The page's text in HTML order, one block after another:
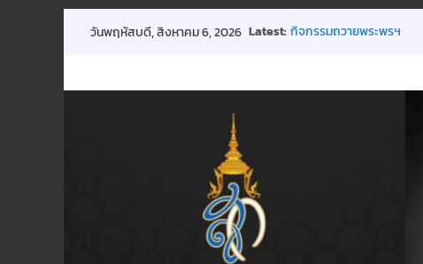
วันพฤหัสบดี, สิงหาคม 6, 2026 Latest:กิจกรรมถวายพระพรฯ